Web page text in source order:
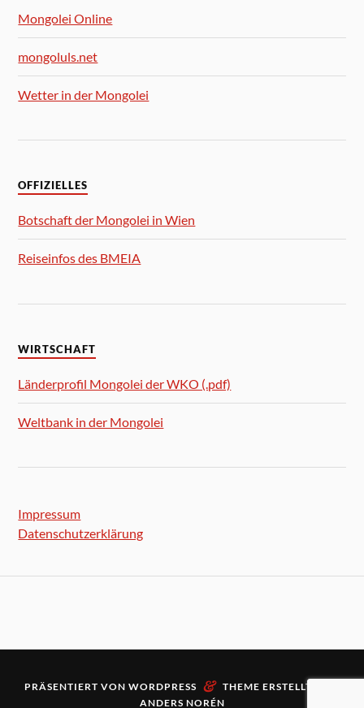
Mongolei Online
mongoluls.net
Wetter in der Mongolei
OFFIZIELLES
Botschaft der Mongolei in Wien
Reiseinfos des BMEIA
WIRTSCHAFT
Länderprofil Mongolei der WKO (.pdf)
Weltbank in der Mongolei
Impressum
Datenschutzerklärung
PRÄSENTIERT VON WORDPRESS & THEME ERSTELLT VON
ANDERS NORÉN